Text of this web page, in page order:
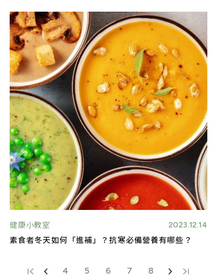
健康小教室
2023.12.14
素食者冬天如何「進補」？抗寒必備營養有哪些？
4 5 6 7 8